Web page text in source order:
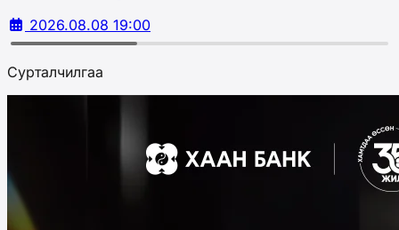
2026.08.08 19:00
Сурталчилгаа